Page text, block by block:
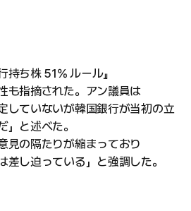
持ち株 51% ルール』
も指摘された。アン議員は
していないが韓国銀行が当初の立
」と述べた。
見の隔たりが縮まっており
差し迫っている」と強調した。